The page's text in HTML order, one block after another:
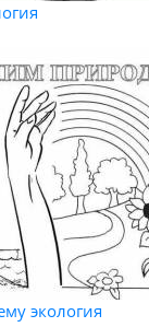
экология